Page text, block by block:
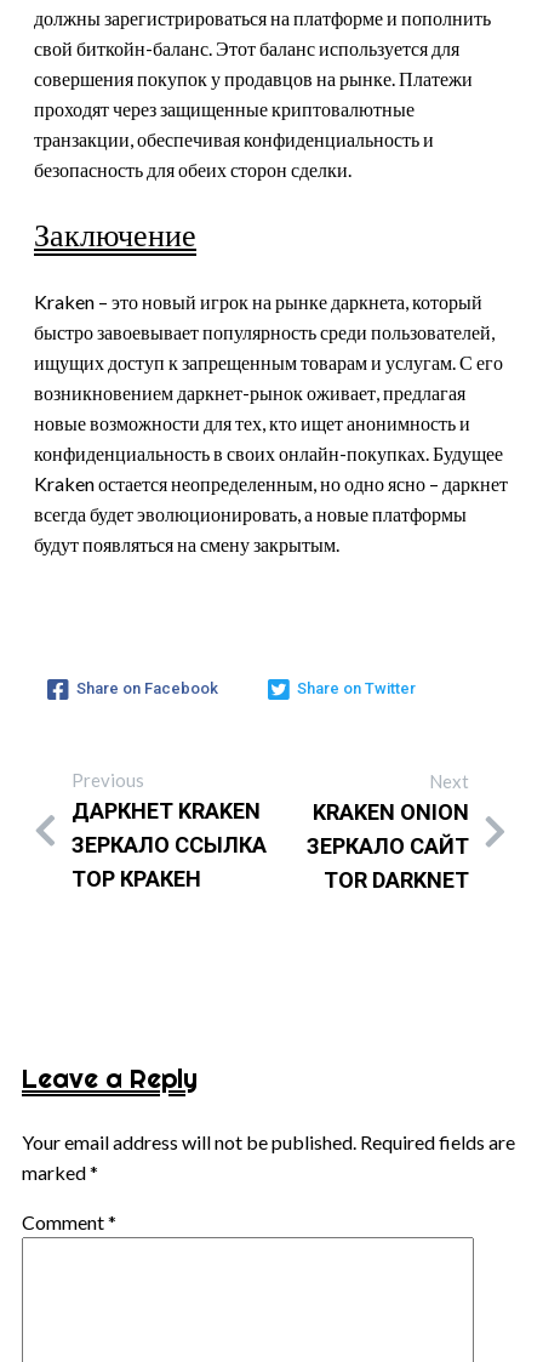
должны зарегистрироваться на платформе и пополнить
свой биткойн-баланс. Этот баланс используется для
совершения покупок у продавцов на рынке. Платежи
проходят через защищенные криптовалютные
транзакции, обеспечивая конфиденциальность и
безопасность для обеих сторон сделки.
Заключение
Kraken – это новый игрок на рынке даркнета, который
быстро завоевывает популярность среди пользователей,
ищущих доступ к запрещенным товарам и услугам. С его
возникновением даркнет-рынок оживает, предлагая
новые возможности для тех, кто ищет анонимность и
конфиденциальность в своих онлайн-покупках. Будущее
Kraken остается неопределенным, но одно ясно – даркнет
всегда будет эволюционировать, а новые платформы
будут появляться на смену закрытым.
Share on Facebook Share on Twitter
Previous
ДАРКНЕТ KRAKEN
ЗЕРКАЛО ССЫЛКА
ТОР КРАКЕН
Next
KRAKEN ONION
ЗЕРКАЛО САЙТ
TOR DARKNET
Leave a Reply
Your email address will not be published. Required fields are
marked*
Comment*